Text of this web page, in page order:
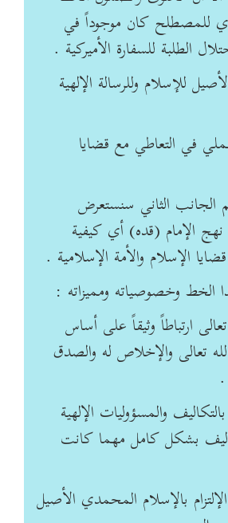
للمصطلح كان موجوداً في
الطلبة للسفارة الأميركية .
للإسلام وللرسالة الإلهية
في التعاطي مع قضايا
الجانب الثاني سنستعرض
نهج الإمام (قده) أي كيفية
الإسلام والأمة الإسلامية .
الخط وخصوصياته ومميزاته :
تعالى ارتباطاً وثيقاً على أساس
لله تعالى والإخلاص له والصدق
.
والمسؤوليات الإلهية
بشكل كامل مهما كانت
بالإسلام المحمدي الأصيل